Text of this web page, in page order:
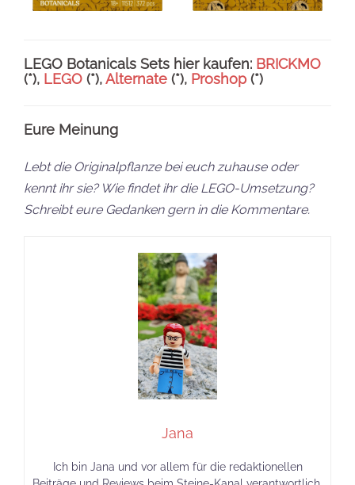
LEGO Botanicals Sets hier kaufen: BRICKMO
(*), LEGO (*),Alternate (*), Proshop (*)
Eure Meinung
Lebt die Originalpflanze bei euch zuhause oder
kennt ihr sie? Wie findet ihr die LEGO-Umsetzung?
Schreibt eure Gedanken gern in die Kommentare.
Jana
Ich bin Jana und vor allem für die redaktionellen